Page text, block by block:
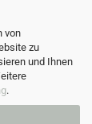
von
zu
und Ihnen
.